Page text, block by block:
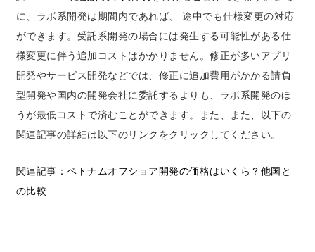
に、ラボ系開発は期間内であれば、 途中でも仕様変更の対応
ができます。受託系開発の場合には発生する可能性がある仕
様変更に伴う追加コストはかかりません。修正が多いアプリ
開発やサービス開発などでは、修正に追加費用がかかる請負
型開発や国内の開発会社に委託するよりも、ラボ系開発のほ
うが最低コストで済むことができます。また、また、以下の
関連記事の詳細は以下のリンクをクリックしてください。
関連記事：ベトナムオフショア開発の価格はいくら？他国と
の比較